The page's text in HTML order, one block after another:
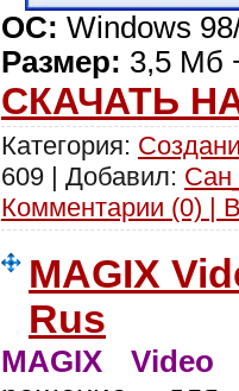
ОС: Windows
Размер: 3,5 Мб
СКАЧАТЬ
Категория:
609 | Добавил:
Комментарии (0) |
MAGIX
Rus
MAGIX